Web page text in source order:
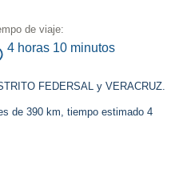
de viaje:
4 horas 10 minutos
FEDERSAL y VERACRUZ.
de 390 km, tiempo estimado 4